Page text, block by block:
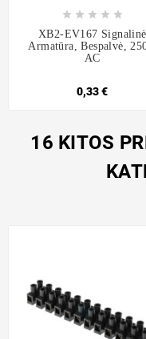
    
XB2-EV167 Signalinė
Armatūra, Bespalvė,
AC
0,33 €
16 KITOS